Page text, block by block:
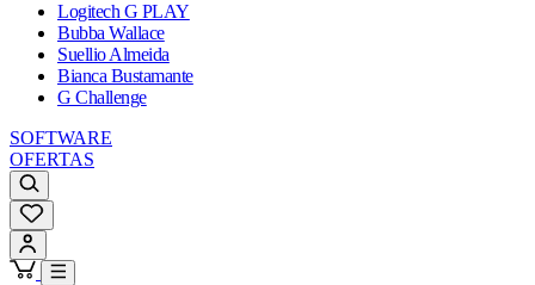
Logitech G PLAY
Bubba Wallace
Suellio Almeida
Bianca Bustamante
G Challenge
SOFTWARE
OFERTAS